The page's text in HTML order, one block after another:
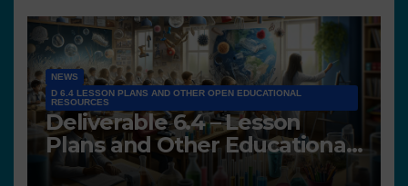
NEWS
D 6.4 LESSON PLANS AND OTHER OPEN EDUCATIONAL
RESOURCES
Deliverable 6.4 – Lesson
Plans and Other Educational
resources